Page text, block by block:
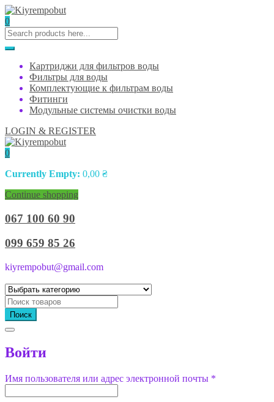
0
Картриджи для фильтров воды
Фильтры для воды
Комплектующие к фильтрам воды
Фитинги
Модульные системы очистки воды
LOGIN & REGISTER
0
Currently Empty: 0,00 ₴
Continue shopping
067 100 60 90
099 659 85 26
kiyrempobut@gmail.com
Поиск
Войти
Имя пользователя или адрес электронной почты *